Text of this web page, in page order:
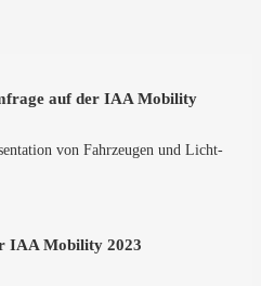
auf der IAA Mobility
von Fahr­zeu­gen und Licht­
IAA Mobi­li­ty 2023